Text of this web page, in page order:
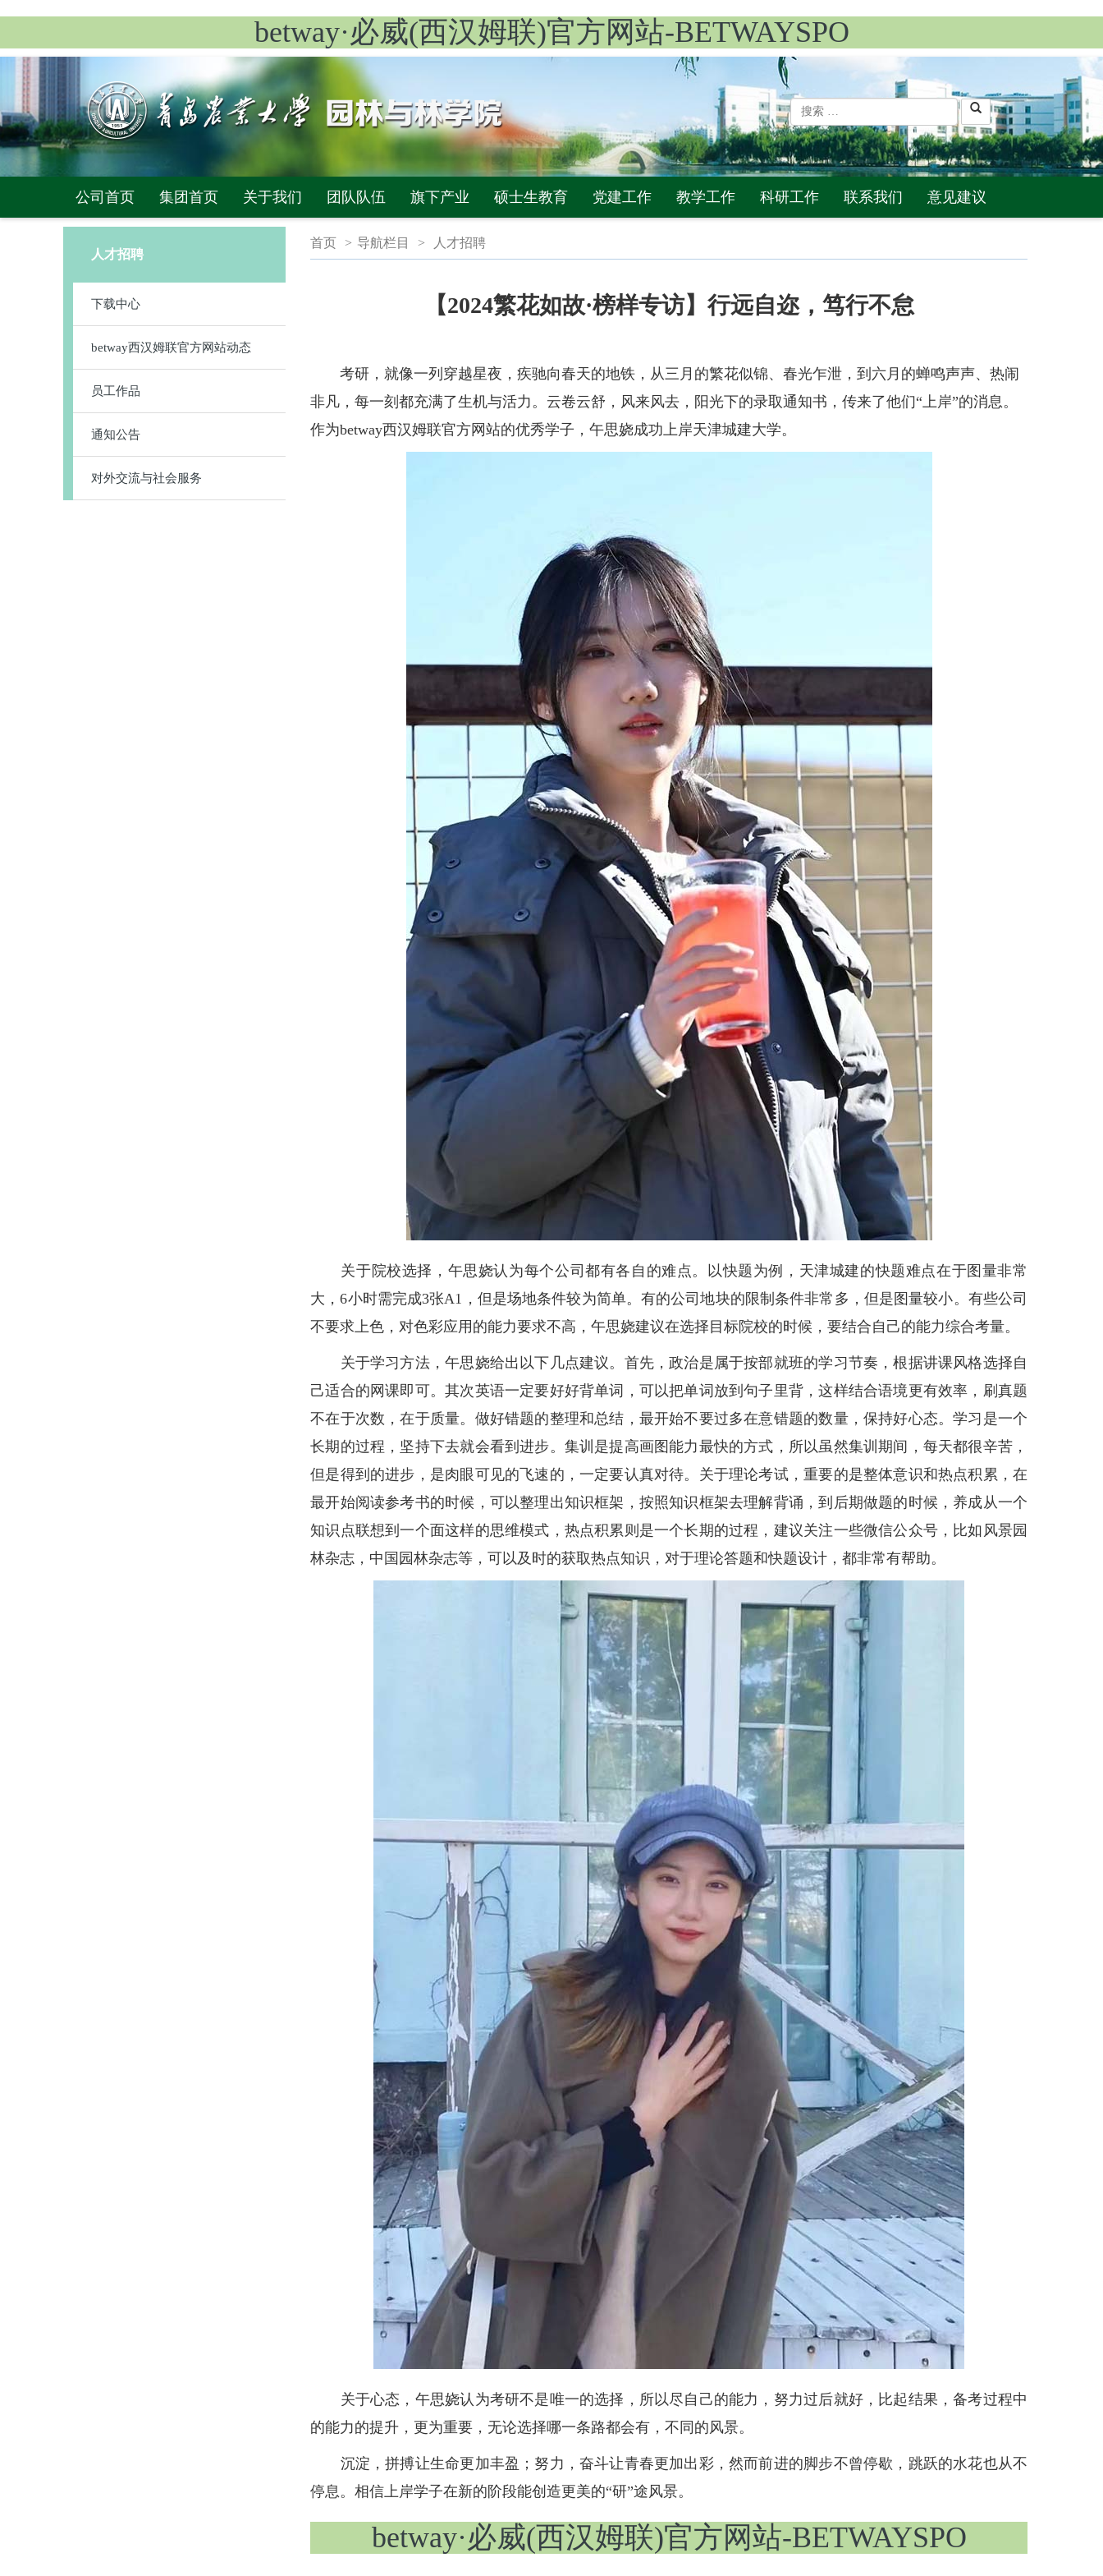
betway·必威(西汉姆联)官方网站-BETWAYSPO
公司首页 集团首页 关于我们 团队队伍 旗下产业 硕士生教育 党建工作 教学工作 科研工作 联系我们 意见建议
人才招聘
下载中心
betway西汉姆联官方网站动态
员工作品
通知公告
对外交流与社会服务
首页 > 导航栏目 > 人才招聘
【2024繁花如故·榜样专访】行远自迩，笃行不怠
考研，就像一列穿越星夜，疾驰向春天的地铁，从三月的繁花似锦、春光乍泄，到六月的蝉鸣声声、热闹
非凡，每一刻都充满了生机与活力。云卷云舒，风来风去，阳光下的录取通知书，传来了他们“上岸”的消息。
作为betway西汉姆联官方网站的优秀学子，午思娆成功上岸天津城建大学。
关于院校选择，午思娆认为每个公司都有各自的难点。以快题为例，天津城建的快题难点在于图量非常
大，6小时需完成3张A1，但是场地条件较为简单。有的公司地块的限制条件非常多，但是图量较小。有些公司
不要求上色，对色彩应用的能力要求不高，午思娆建议在选择目标院校的时候，要结合自己的能力综合考量。
关于学习方法，午思娆给出以下几点建议。首先，政治是属于按部就班的学习节奏，根据讲课风格选择自
己适合的网课即可。其次英语一定要好好背单词，可以把单词放到句子里背，这样结合语境更有效率，刷真题
不在于次数，在于质量。做好错题的整理和总结，最开始不要过多在意错题的数量，保持好心态。学习是一个
长期的过程，坚持下去就会看到进步。集训是提高画图能力最快的方式，所以虽然集训期间，每天都很辛苦，
但是得到的进步，是肉眼可见的飞速的，一定要认真对待。关于理论考试，重要的是整体意识和热点积累，在
最开始阅读参考书的时候，可以整理出知识框架，按照知识框架去理解背诵，到后期做题的时候，养成从一个
知识点联想到一个面这样的思维模式，热点积累则是一个长期的过程，建议关注一些微信公众号，比如风景园
林杂志，中国园林杂志等，可以及时的获取热点知识，对于理论答题和快题设计，都非常有帮助。
关于心态，午思娆认为考研不是唯一的选择，所以尽自己的能力，努力过后就好，比起结果，备考过程中
的能力的提升，更为重要，无论选择哪一条路都会有，不同的风景。
沉淀，拼搏让生命更加丰盈；努力，奋斗让青春更加出彩，然而前进的脚步不曾停歇，跳跃的水花也从不
停息。相信上岸学子在新的阶段能创造更美的“研”途风景。
betway·必威(西汉姆联)官方网站-BETWAYSPO